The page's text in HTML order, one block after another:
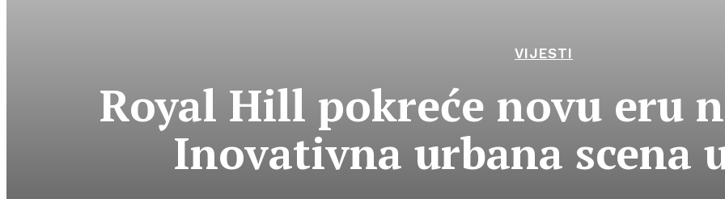
VIJESTI
Royal Hill pokreće novu eru
Inovativna urbana scena